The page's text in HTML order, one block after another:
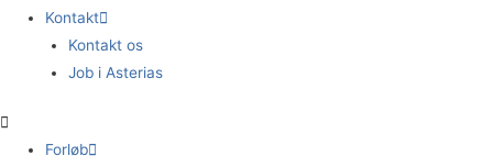
Kontakt
Kontakt os
Job i Asterias
Forløb